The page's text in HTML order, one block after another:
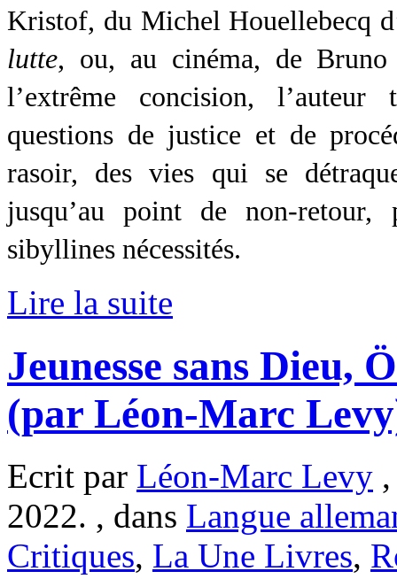
Kristof, du Michel Houellebecq
lutte, ou, au cinéma, de Bruno
l’extrême concision, l’auteur
questions de justice et de
rasoir, des vies qui se
jusqu’au point de non-retour,
sibyllines nécessités.
Lire la suite
Jeunesse sans Dieu,
(par Léon-Marc
Ecrit par Léon-Marc Levy
2022. , dans Langue
Critiques, La Une Livres,